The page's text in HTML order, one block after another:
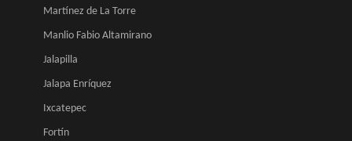
Martínez de La Torre
Manlio Fabio Altamirano
Jalapilla
Jalapa Enríquez
Ixcatepec
Fortín